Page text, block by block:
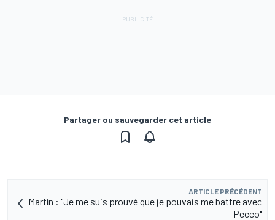
Partager ou sauvegarder cet article
ARTICLE PRÉCÉDENT
Martín : "Je me suis prouvé que je pouvais me battre avec
Pecco"